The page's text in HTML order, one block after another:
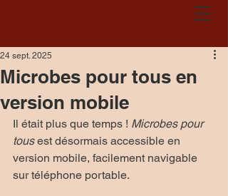
Microbes pour tous en
version mobile
24 sept. 2025
Il était plus que temps ! Microbes pour
tous est désormais accessible en
version mobile, facilement navigable
sur téléphone portable.